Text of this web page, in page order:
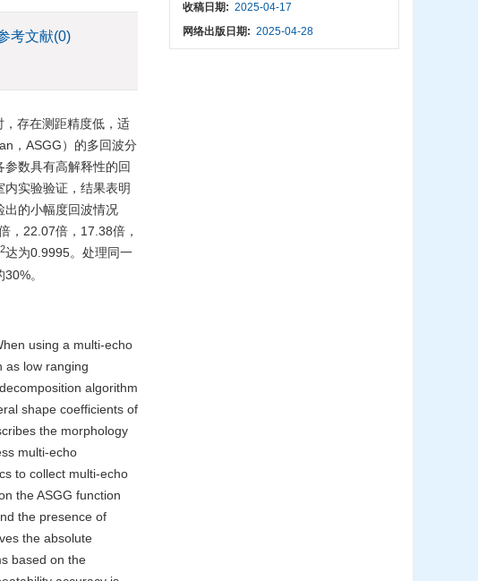
考文献(0)
存在测距精度低，适
，ASGG）的多回波分
数具有高解释性的回
实验验证，结果表明
出的小幅度回波情况
，22.07倍，17.38倍，
2达为0.9995。处理同一
。
using a multi-echo
as low ranging
algorithm
shape coefficients of
the morphology
multi-echo
to collect multi-echo
the ASGG function
the presence of
the absolute
based on the
收稿日期: 2025-04-17
网络出版日期: 2025-04-28